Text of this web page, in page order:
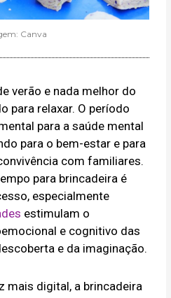
Canva
verão e nada melhor do
para relaxar. O período
para a saúde mental
para o bem-estar e para
com familiares.
para brincadeira é
especialmente
estimulam o
e cognitivo das
e da imaginação.
mais digital, a brincadeira